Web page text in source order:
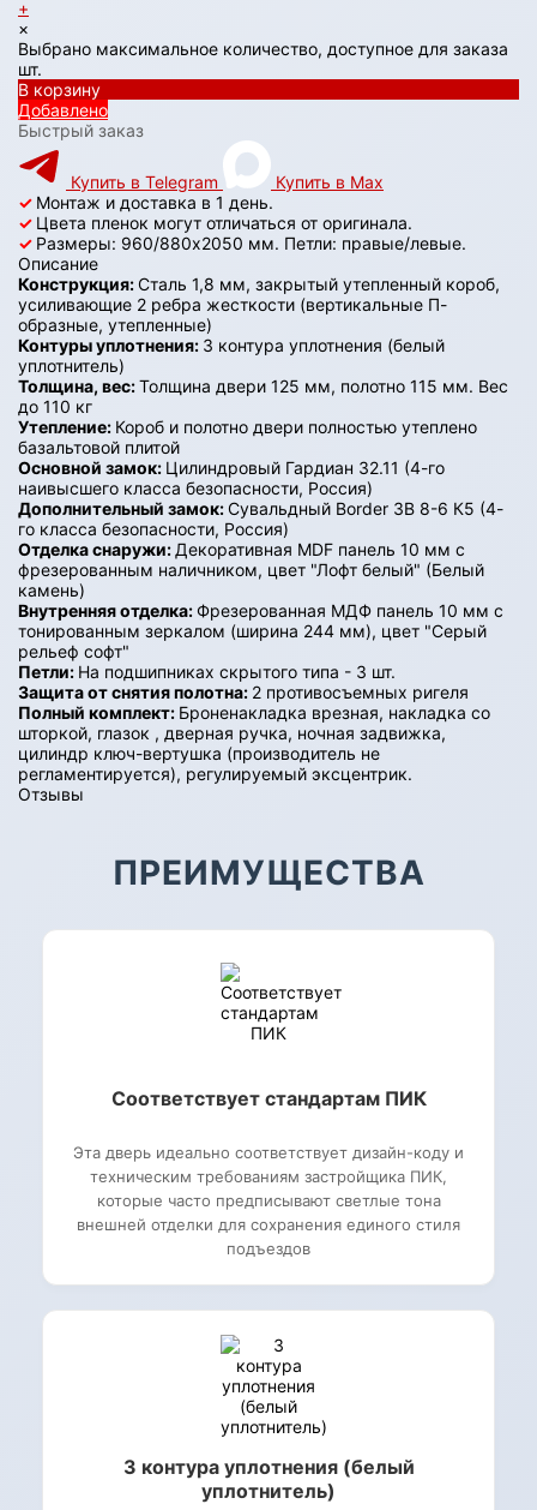
+
×
Выбрано максимальное количество, доступное для заказа
шт.
В корзину
Добавлено
Быстрый заказ
Купить в Telegram
Купить в Max
✓ Монтаж и доставка в 1 день.
✓ Цвета пленок могут отличаться от оригинала.
✓ Размеры: 960/880х2050 мм. Петли: правые/левые.
Описание
Конструкция:Сталь 1,8 мм, закрытый утепленный короб,
усиливающие 2 ребра жесткости (вертикальные П-
образные, утепленные)
Контуры уплотнения: 3 контура уплотнения (белый
уплотнитель)
Толщина, вес:Толщина двери 125 мм, полотно 115 мм. Вес
до 110 кг
Утепление: Короб и полотно двери полностью утеплено
базальтовой плитой
Основной замок: Цилиндровый Гардиан 32.11 (4-го
наивысшего класса безопасности, Россия)
Дополнительный замок:Сувальдный Border ЗВ 8-6 К5 (4-
го класса безопасности, Россия)
Отделка снаружи: Декоративная MDF панель 10 мм с
фрезерованным наличником, цвет "Лофт белый" (Белый
камень)
Внутренняя отделка:Фрезерованная МДФ панель 10 мм с
тонированным зеркалом (ширина 244 мм), цвет "Серый
рельеф софт"
Петли: На подшипниках скрытого типа - 3 шт.
Защита от снятия полотна: 2 противосъемных ригеля
Полный комплект: Броненакладка врезная, накладка со
шторкой, глазок , дверная ручка, ночная задвижка,
цилиндр ключ-вертушка (производитель не
регламентируется), регулируемый эксцентрик.
Отзывы
ПРЕИМУЩЕСТВА
Соответствует стандартам ПИК
Эта дверь идеально соответствует дизайн-коду и
техническим требованиям застройщика ПИК,
которые часто предписывают светлые тона
внешней отделки для сохранения единого стиля
подъездов
3 контура уплотнения (белый
уплотнитель)